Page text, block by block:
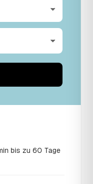
bis zu 60 Tage